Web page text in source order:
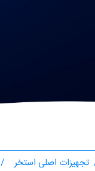
تجهیزات اصلی استخر